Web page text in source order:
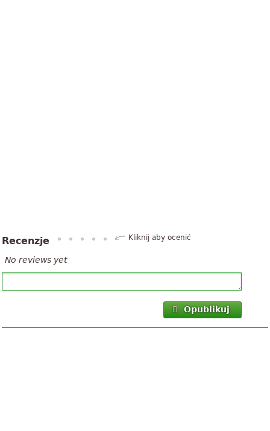
Recenzje Kliknij aby ocenić
No reviews yet
Opublikuj